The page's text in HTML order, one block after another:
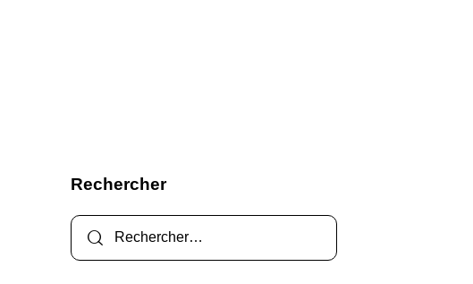
Rechercher